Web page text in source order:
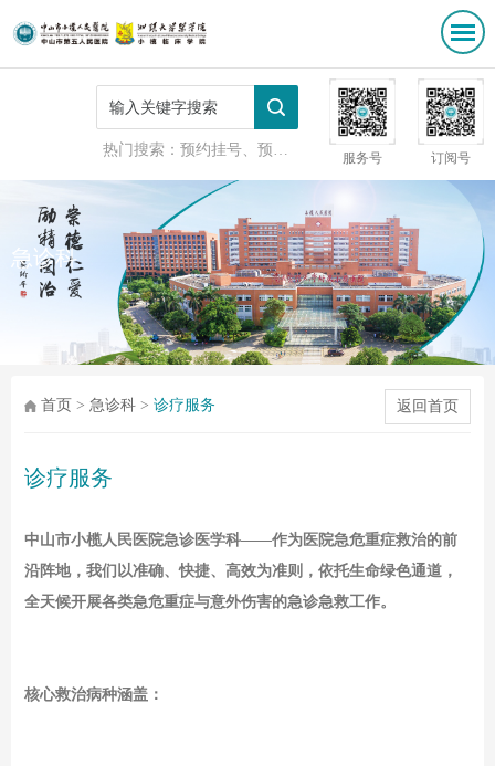
热门搜索：预约挂号、预防接种 服务号 订阅号
急诊科
返回首页
首页 >急诊科 >诊疗服务
诊疗服务
中山市小榄人民医院急诊医学科——作为医院急危重症救治的前
沿阵地，我们以准确、快捷、高效为准则，依托生命绿色通道，
全天候开展各类急危重症与意外伤害的急诊急救工作。
核心救治病种涵盖：